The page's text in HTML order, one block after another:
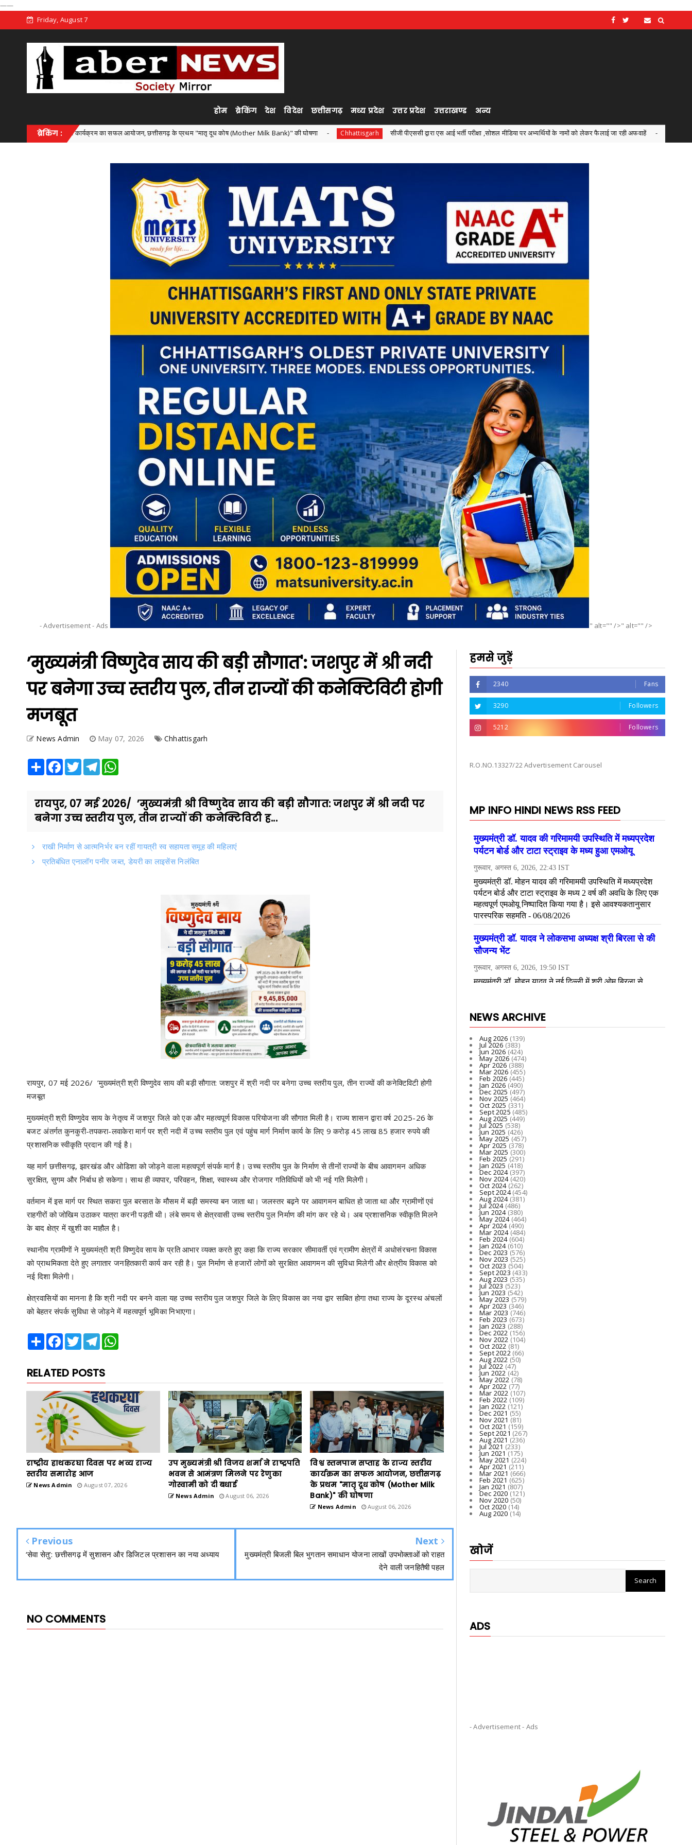
——
Friday, August 7
होम ब्रेकिंग देश विदेश छत्तीसगढ़ मध्य प्रदेश उत्तर प्रदेश उत्तराखण्ड अन्य
ब्रेकिंग :
स्तरीय कार्यक्रम का सफल आयोजन, छत्तीसगढ़ के प्रथम "मातृ दूध कोष (Mother Milk Bank)" की घोषणा Chhattisgarh सीजी पीएससी द्वारा एस आई भर्ती परीक्षा ,सोशल मीडिया पर अभ्यर्थियों के नामों को लेकर फैलाई जा रही अफवाहें Chhattisgarh
- Advertisement - Ads " alt="" />" alt="" />
’मुख्यमंत्री विष्णुदेव साय की बड़ी सौगात': जशपुर में श्री नदी
पर बनेगा उच्च स्तरीय पुल, तीन राज्यों की कनेक्टिविटी होगी
मजबूत
News Admin May 07, 2026 Chhattisgarh
Share Facebook
TwitterTelegram
रायपुर, 07 मई 2026/ ’मुख्यमंत्री श्री विष्णुदेव साय की बड़ी सौगात: जशपुर में श्री नदी पर
बनेगा उच्च स्तरीय पुल, तीन राज्यों की कनेक्टिविटी ह...
राखी निर्माण से आत्मनिर्भर बन रहीं गायत्री स्व सहायता समूह की महिलाएं
प्रतिबंधित एनालॉग पनीर जब्त, डेयरी का लाइसेंस निलंबित
रायपुर, 07 मई 2026/ ’मुख्यमंत्री श्री विष्णुदेव साय की बड़ी सौगात: जशपुर में श्री नदी पर बनेगा उच्च स्तरीय पुल, तीन राज्यों की कनेक्टिविटी होगी
मजबूत
मुख्यमंत्री श्री विष्णुदेव साय के नेतृत्व में जशपुर जिले को एक और महत्वपूर्ण विकास परियोजना की सौगात मिली है। राज्य शासन द्वारा वर्ष 2025-26 के
बजट अंतर्गत कुनकुरी-तपकरा-लवाकेरा मार्ग पर श्री नदी में उच्च स्तरीय पुल एवं पहुंच मार्ग निर्माण कार्य के लिए 9 करोड़ 45 लाख 85 हजार रुपये की
प्रशासनिक स्वीकृति प्रदान की गई है।
यह मार्ग छत्तीसगढ़, झारखंड और ओडिशा को जोड़ने वाला महत्वपूर्ण संपर्क मार्ग है। उच्च स्तरीय पुल के निर्माण से तीनों राज्यों के बीच आवागमन अधिक
सुरक्षित, सुगम और निर्बाध हो सकेगा। साथ ही व्यापार, परिवहन, शिक्षा, स्वास्थ्य और रोजगार गतिविधियों को भी नई गति मिलेगी।
वर्तमान में इस मार्ग पर स्थित सकरा पुल बरसात के मौसम में बड़ी समस्या बन जाता था। जलस्तर बढ़ने पर आवागमन बाधित हो जाता था और ग्रामीणों एवं
राहगीरों को जोखिम उठाकर यात्रा करनी पड़ती थी। लंबे समय से क्षेत्रवासी उच्च स्तरीय पुल निर्माण की मांग कर रहे थे। अब प्रशासनिक स्वीकृति मिलने
के बाद क्षेत्र में खुशी का माहौल है।
स्थानीय ग्रामीणों ने मुख्यमंत्री श्री विष्णुदेव साय के प्रति आभार व्यक्त करते हुए कहा कि राज्य सरकार सीमावर्ती एवं ग्रामीण क्षेत्रों में अधोसंरचना विकास
को प्राथमिकता देते हुए लगातार जनहितकारी कार्य कर रही है। पुल निर्माण से हजारों लोगों को सुरक्षित आवागमन की सुविधा मिलेगी और क्षेत्रीय विकास को
नई दिशा मिलेगी।
क्षेत्रवासियों का मानना है कि श्री नदी पर बनने वाला यह उच्च स्तरीय पुल जशपुर जिले के लिए विकास का नया द्वार साबित होगा तथा राज्य के दूरस्थ अंचलों
को बेहतर संपर्क सुविधा से जोड़ने में महत्वपूर्ण भूमिका निभाएगा।
Share Facebook
TwitterTelegram
RELATED POSTS
राष्ट्रीय हाथकरघा दिवस पर भव्य राज्य
स्तरीय समारोह आज
News Admin August 07, 2026
उप मुख्यमंत्री श्री विजय शर्मा ने राष्ट्रपति
भवन से आमंत्रण मिलने पर रेणुका
गोस्वामी को दी बधाई
News Admin August 06, 2026
विश्व स्तनपान सप्ताह के राज्य स्तरीय
कार्यक्रम का सफल आयोजन, छत्तीसगढ़
के प्रथम "मातृ दूध कोष (Mother Milk
Bank)" की घोषणा
News Admin August 06, 2026
Previous
‘सेवा सेतु’: छत्तीसगढ़ में सुशासन और डिजिटल प्रशासन का नया अध्याय
Next
मुख्यमंत्री बिजली बिल भुगतान समाधान योजना लाखों उपभोक्ताओं को राहत
देने वाली जनहितैषी पहल
NO COMMENTS
हमसे जुड़ें
2340 Fans
3290 Followers
5212 Followers
R.O.NO.13327/22 Advertisement Carousel
MP INFO HINDI NEWS RSS FEED
NEWS ARCHIVE
Aug 2026 (139)
Jul 2026 (383)
Jun 2026(424)
May 2026(474)
Apr 2026 (388)
Mar 2026(455)
Feb 2026 (445)
Jan 2026 (490)
Dec 2025(497)
Nov 2025 (464)
Oct 2025 (331)
Sept 2025 (485)
Aug 2025 (449)
Jul 2025 (538)
Jun 2025(426)
May 2025(457)
Apr 2025 (378)
Mar 2025 (300)
Feb 2025 (291)
Jan 2025 (418)
Dec 2024(397)
Nov 2024(420)
Oct 2024(262)
Sept 2024(454)
Aug 2024(381)
Jul 2024(486)
Jun 2024(380)
May 2024(464)
Apr 2024(490)
Mar 2024(484)
Feb 2024(604)
Jan 2024(610)
Dec 2023(576)
Nov 2023 (525)
Oct 2023 (504)
Sept 2023 (433)
Aug 2023 (535)
Jul 2023 (523)
Jun 2023(542)
May 2023(579)
Apr 2023 (346)
Mar 2023 (746)
Feb 2023 (673)
Jan 2023 (288)
Dec 2022(156)
Nov 2022 (104)
Oct 2022 (81)
Sept 2022(66)
Aug 2022 (50)
Jul 2022 (47)
Jun 2022(42)
May 2022(78)
Apr 2022 (77)
Mar 2022(107)
Feb 2022 (109)
Jan 2022 (121)
Dec 2021 (55)
Nov 2021 (81)
Oct 2021 (159)
Sept 2021 (267)
Aug 2021 (236)
Jul 2021 (233)
Jun 2021(175)
May 2021(224)
Apr 2021 (211)
Mar 2021 (666)
Feb 2021 (625)
Jan 2021 (807)
Dec 2020(121)
Nov 2020 (50)
Oct 2020 (14)
Aug 2020(14)
खोजें
ADS
- Advertisement - Ads